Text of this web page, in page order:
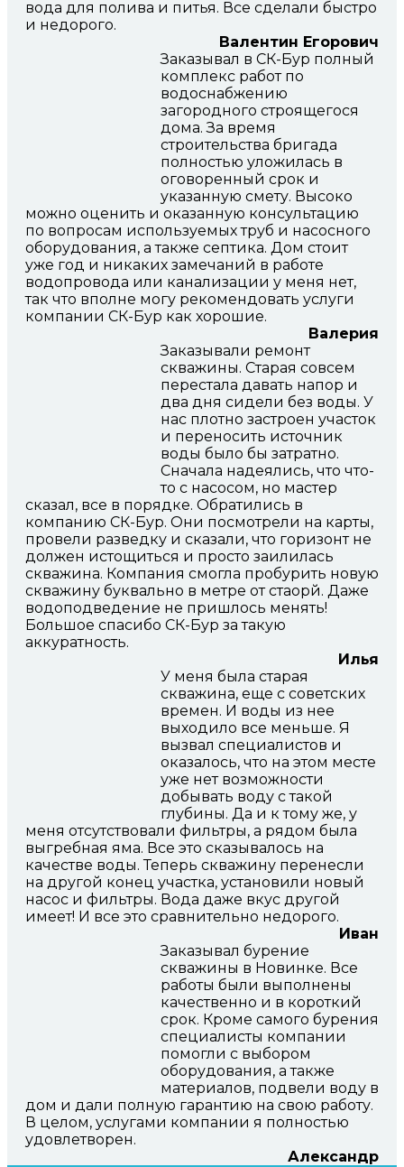
вода для полива и питья. Все сделали быстро
и недорого.
Валентин Егорович
Заказывал в СК-Бур полный
комплекс работ по
водоснабжению
загородного строящегося
дома. За время
строительства бригада
полностью уложилась в
оговоренный срок и
указанную смету. Высоко
можно оценить и оказанную консультацию
по вопросам используемых труб и насосного
оборудования, а также септика. Дом стоит
уже год и никаких замечаний в работе
водопровода или канализации у меня нет,
так что вполне могу рекомендовать услуги
компании СК-Бур как хорошие.
Валерия
Заказывали ремонт
скважины. Старая совсем
перестала давать напор и
два дня сидели без воды. У
нас плотно застроен участок
и переносить источник
воды было бы затратно.
Сначала надеялись, что что-
то с насосом, но мастер
сказал, все в порядке. Обратились в
компанию СК-Бур. Они посмотрели на карты,
провели разведку и сказали, что горизонт не
должен истощиться и просто заилилась
скважина. Компания смогла пробурить новую
скважину буквально в метре от стаорй. Даже
водоподведение не пришлось менять!
Большое спасибо СК-Бур за такую
аккуратность.
Илья
У меня была старая
скважина, еще с советских
времен. И воды из нее
выходило все меньше. Я
вызвал специалистов и
оказалось, что на этом месте
уже нет возможности
добывать воду с такой
глубины. Да и к тому же, у
меня отсутствовали фильтры, а рядом была
выгребная яма. Все это сказывалось на
качестве воды. Теперь скважину перенесли
на другой конец участка, установили новый
насос и фильтры. Вода даже вкус другой
имеет! И все это сравнительно недорого.
Иван
Заказывал бурение
скважины в Новинке. Все
работы были выполнены
качественно и в короткий
срок. Кроме самого бурения
специалисты компании
помогли с выбором
оборудования, а также
материалов, подвели воду в
дом и дали полную гарантию на свою работу.
В целом, услугами компании я полностью
удовлетворен.
Александр